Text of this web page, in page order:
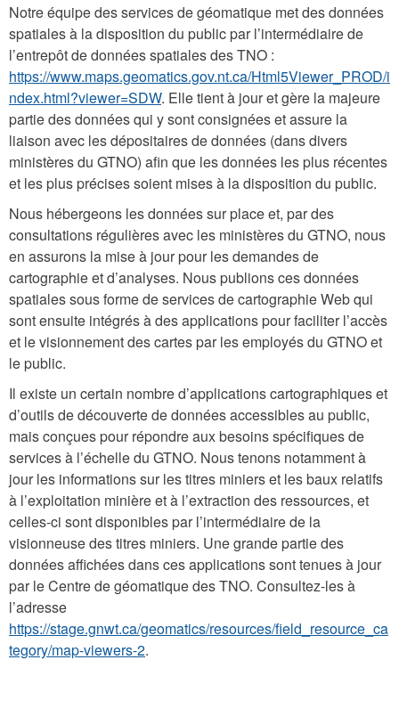
Notre équipe des services de géomatique met des données
spatiales à la disposition du public par l’intermédiaire de
l’entrepôt de données spatiales des TNO :
https://www.maps.geomatics.gov.nt.ca/Html5Viewer_PROD/i
ndex.html?viewer=SDW. Elle tient à jour et gère la majeure
partie des données qui y sont consignées et assure la
liaison avec les dépositaires de données (dans divers
ministères du GTNO) afin que les données les plus récentes
et les plus précises soient mises à la disposition du public.
Nous hébergeons les données sur place et, par des
consultations régulières avec les ministères du GTNO, nous
en assurons la mise à jour pour les demandes de
cartographie et d’analyses. Nous publions ces données
spatiales sous forme de services de cartographie Web qui
sont ensuite intégrés à des applications pour faciliter l’accès
et le visionnement des cartes par les employés du GTNO et
le public.
Il existe un certain nombre d’applications cartographiques et
d’outils de découverte de données accessibles au public,
mais conçues pour répondre aux besoins spécifiques de
services à l’échelle du GTNO. Nous tenons notamment à
jour les informations sur les titres miniers et les baux relatifs
à l’exploitation minière et à l’extraction des ressources, et
celles-ci sont disponibles par l’intermédiaire de la
visionneuse des titres miniers. Une grande partie des
données affichées dans ces applications sont tenues à jour
par le Centre de géomatique des TNO. Consultez-les à
l’adresse
https://stage.gnwt.ca/geomatics/resources/field_resource_ca
tegory/map-viewers-2.